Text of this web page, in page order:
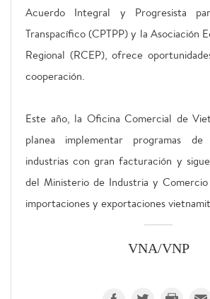
Acuerdo Integral y Progresista
Transpacífico (CPTPP) y la Asociación
Regional (RCEP), ofrece
cooperación.
Este año, la Oficina Comercial de
planea implementar programas de
industrias con gran facturación y
del Ministerio de Industria y
importaciones y exportaciones
VNA/VNP